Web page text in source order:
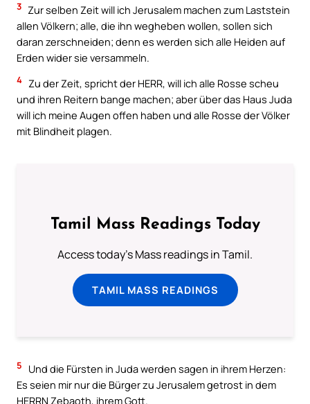
3 Zur selben Zeit will ich Jerusalem machen zum Laststein
allen Völkern; alle, die ihn wegheben wollen, sollen sich
daran zerschneiden; denn es werden sich alle Heiden auf
Erden wider sie versammeln.
4 Zu der Zeit, spricht der HERR, will ich alle Rosse scheu
und ihren Reitern bange machen; aber über das Haus Juda
will ich meine Augen offen haben und alle Rosse der Völker
mit Blindheit plagen.
Tamil Mass Readings Today
Access today's Mass readings in Tamil.
TAMIL MASS READINGS
5
Und die Fürsten in Juda werden sagen in ihrem Herzen:
Es seien mir nur die Bürger zu Jerusalem getrost in dem
HERRN Zebaoth, ihrem Gott.